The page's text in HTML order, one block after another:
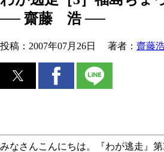
── 齋藤 浩 ──
投稿： 2007年07月26日 著者： 齋藤
みなさんこんにちは。『わが逃走』第